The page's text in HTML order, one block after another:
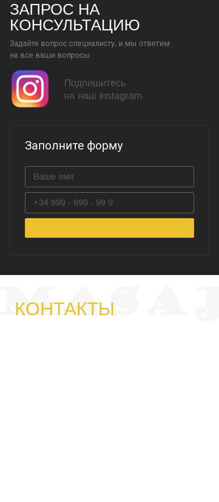
ЗАПРОС НА
КОНСУЛЬТАЦИЮ
Подпишитесь
на наш instagram
Задайте вопрос специалисту, и мы ответим
на все ваши вопросы
Заполните форму
КОНТАКТЫ